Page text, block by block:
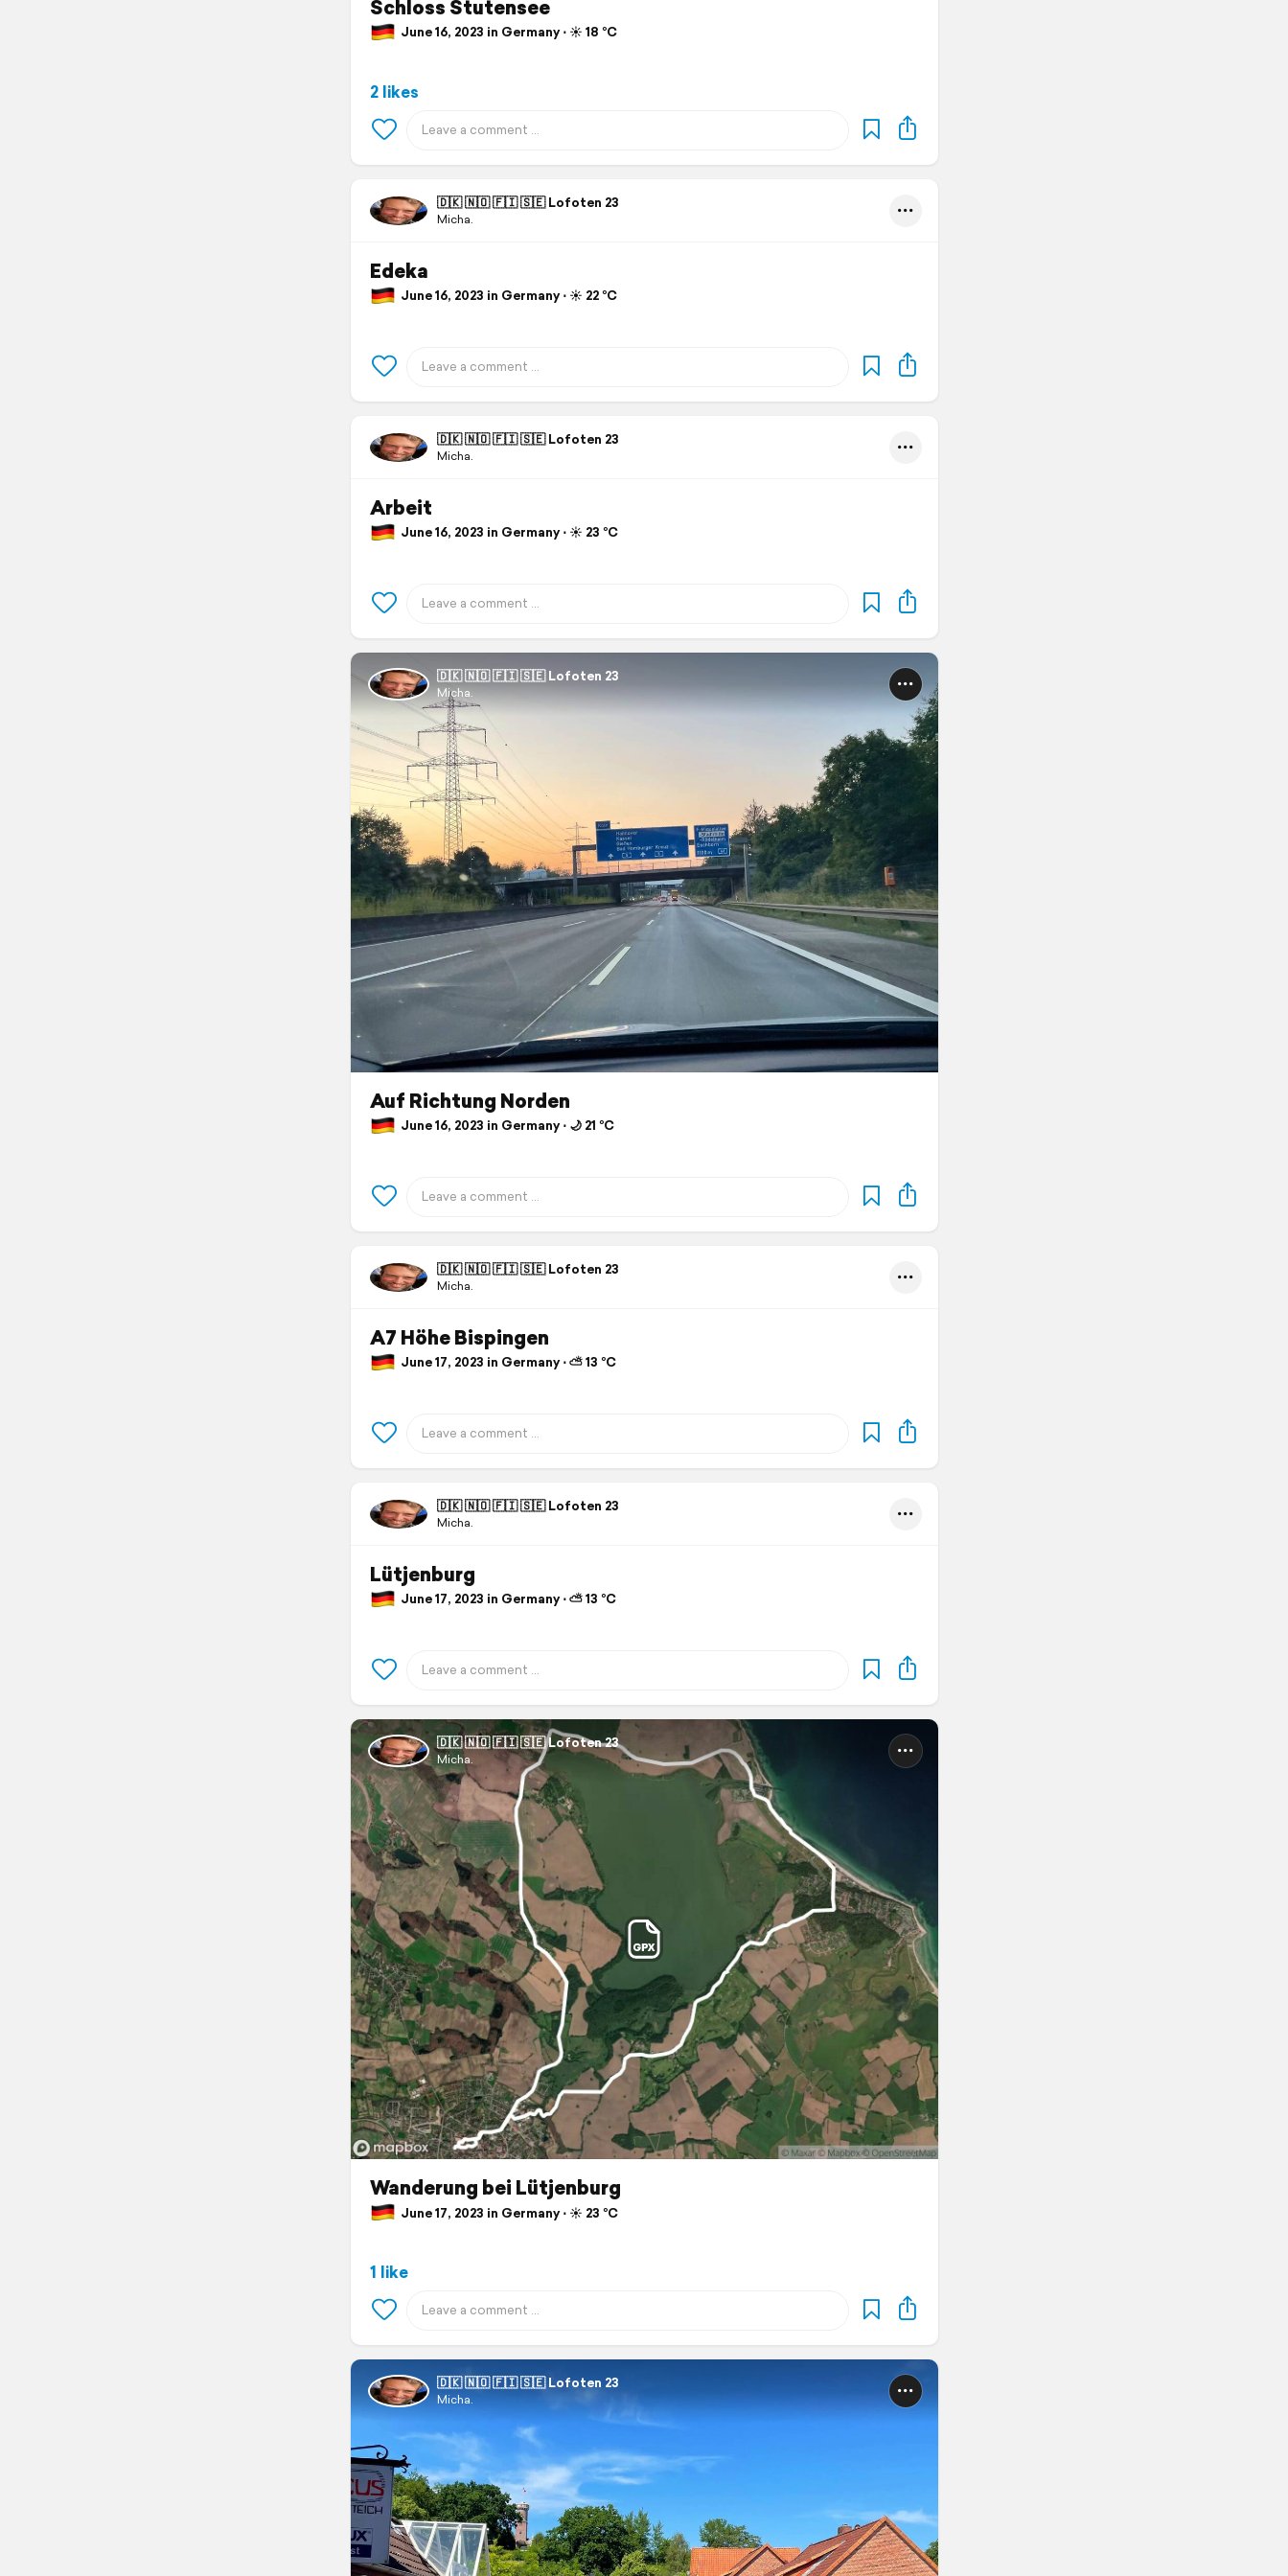
Schloss Stutensee
June 16, 2023 in Germany ⋅ ☀️ 18 °C
2 likes
🇩🇰 🇳🇴 🇫🇮 🇸🇪 Lofoten 23
Micha.
Edeka
June 16, 2023 in Germany ⋅ ☀️ 22 °C
🇩🇰 🇳🇴 🇫🇮 🇸🇪 Lofoten 23
Micha.
Arbeit
June 16, 2023 in Germany ⋅ ☀️ 23 °C
🇩🇰 🇳🇴 🇫🇮 🇸🇪 Lofoten 23
Micha.
Auf Richtung Norden
June 16, 2023 in Germany ⋅ 🌙 21 °C
🇩🇰 🇳🇴 🇫🇮 🇸🇪 Lofoten 23
Micha.
A7 Höhe Bispingen
June 17, 2023 in Germany ⋅ ⛅ 13 °C
🇩🇰 🇳🇴 🇫🇮 🇸🇪 Lofoten 23
Micha.
Lütjenburg
June 17, 2023 in Germany ⋅ ⛅ 13 °C
🇩🇰 🇳🇴 🇫🇮 🇸🇪 Lofoten 23
Micha.
Wanderung bei Lütjenburg
June 17, 2023 in Germany ⋅ ☀️ 23 °C
1 like
🇩🇰 🇳🇴 🇫🇮 🇸🇪 Lofoten 23
Micha.